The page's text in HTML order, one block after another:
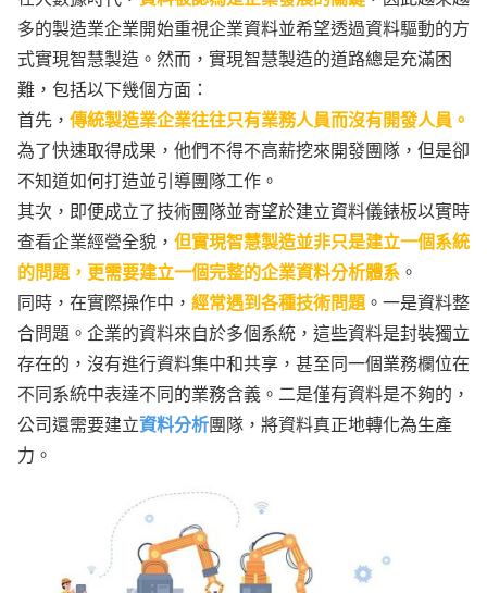
多的製造業企業開始重視企業資料並希望透過資料驅動的方
式實現智慧製造。然而，實現智慧製造的道路總是充滿困
難，包括以下幾個方面：
首先， 傳統製造業企業往往只有業務人員而沒有開發人員。
為了快速取得成果，他們不得不高薪挖來開發團隊，但是卻
不知道如何打造並引導團隊工作。
其次，即便成立了技術團隊並寄望於建立資料儀錶板以實時
查看企業經營全貌， 但實現智慧製造並非只是建立一個系統
的問題，更需要建立一個完整的企業資料分析體系 。
同時，在實際操作中， 經常遇到各種技術問題。一是資料整
合問題。企業的資料來自於多個系統，這些資料是封裝獨立
存在的，沒有進行資料集中和共享，甚至同一個業務欄位在
不同系統中表達不同的業務含義。二是僅有資料是不夠的，
公司還需要建立資料分析團隊，將資料真正地轉化為生產
力。